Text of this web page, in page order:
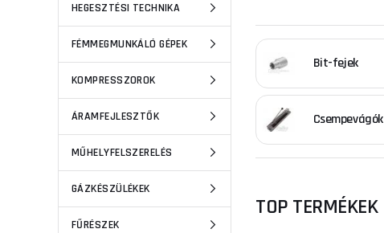
HEGESZTÉSI TECHNIKA
FÉMMEGMUNKÁLÓ GÉPEK
KOMPRESSZOROK
ÁRAMFEJLESZTŐK
MŰHELYFELSZERELÉS
GÁZKÉSZÜLÉKEK
FŰRÉSZEK
Bit-fejek
Csempevágók
TOP TERMÉKEK